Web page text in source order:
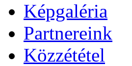
Képgaléria
Partnereink
Közzététel